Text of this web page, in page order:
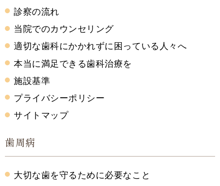
診察の流れ
当院でのカウンセリング
適切な歯科にかかれずに困っている人々へ
本当に満足できる歯科治療を
施設基準
プライバシーポリシー
サイトマップ
歯周病
大切な歯を守るために必要なこと